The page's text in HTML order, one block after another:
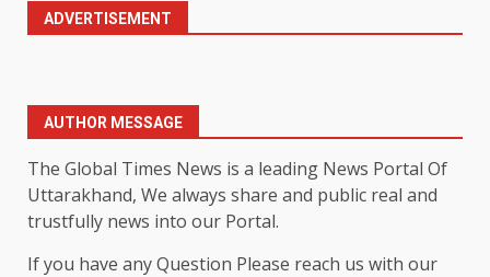
ADVERTISEMENT
AUTHOR MESSAGE
The Global Times News is a leading News Portal Of
Uttarakhand, We always share and public real and
trustfully news into our Portal.
If you have any Question Please reach us with our